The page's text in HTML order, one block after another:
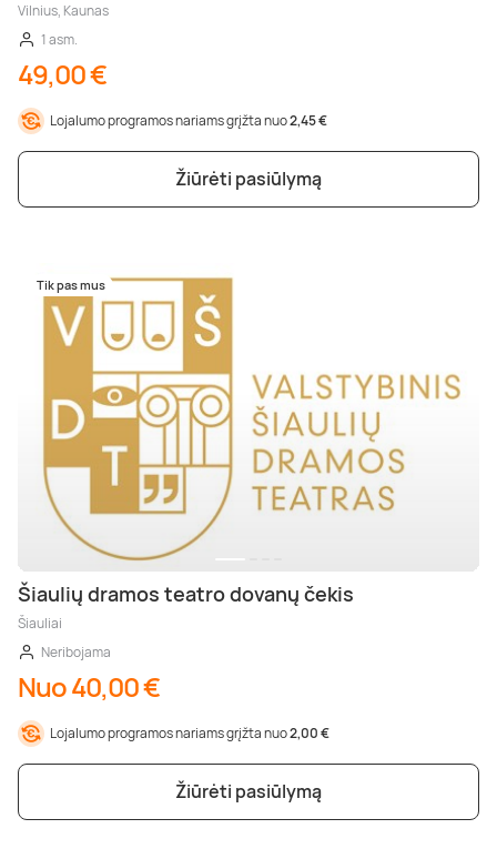
Vilnius, Kaunas
1 asm.
49,00 €
Lojalumo programos nariams grįžta nuo2,45 €
Žiūrėti pasiūlymą
Tik pas mus
Šiaulių dramos teatro dovanų čekis
Šiauliai
Neribojama
Nuo 40,00 €
Lojalumo programos nariams grįžta nuo2,00 €
Žiūrėti pasiūlymą